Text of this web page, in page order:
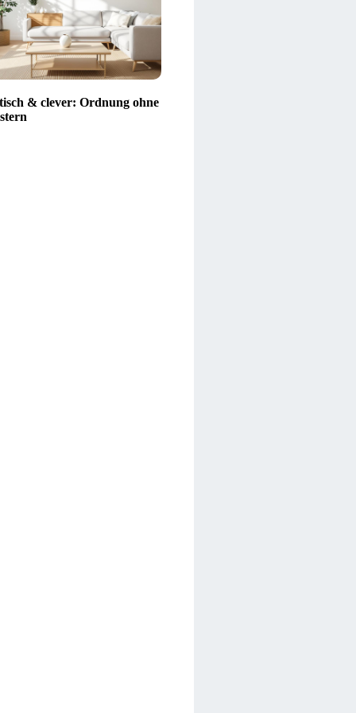
& clever: Ordnung ohne